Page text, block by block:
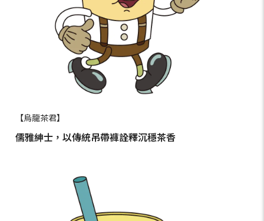
【烏龍茶君】
儒雅紳士，以傳統吊帶褲詮釋沉穩茶香